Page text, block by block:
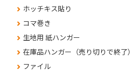
ホッチキス貼り
コマ巻き
生地用 紙ハンガー
在庫品ハンガー（売り切りで終了）
ファイル